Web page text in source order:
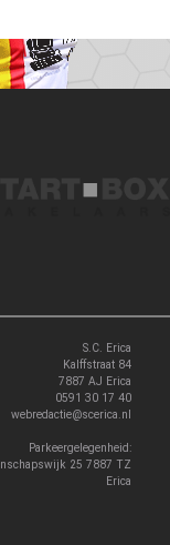
S.C. Erica
Kalffstraat 84
7887 AJ Erica
0591 30 17 40
webredactie@scerica.nl
Parkeergelegenheid:
25 7887 TZ
Erica